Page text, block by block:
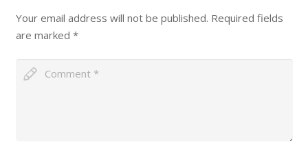
Your email address will not be published. Required fields
are marked *